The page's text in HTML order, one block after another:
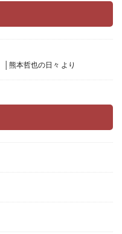
│熊本哲也の日々 より